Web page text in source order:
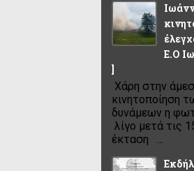
Ε.Ο
]
Χάρη στην
κινητοποίηση
δυνάμεων η
λίγο μετά τις
έκταση ...